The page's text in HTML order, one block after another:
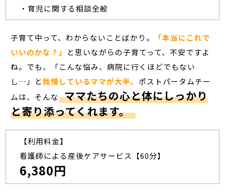
・育児に関する相談全般
子育て中って、わからないことばかり。
「本当にこれで
いいのかな？」
と思いながらの子育てって、不安ですよ
ね。でも、「こんな悩み、病院に行くほどでもない
し…」と我慢しているママが大半。 ポストパータムチー
ムは、そんな ママたちの心と体にしっかり
と寄り添ってくれます。
【利用料金】
看護師による産後ケアサービス【60分】
6,380円